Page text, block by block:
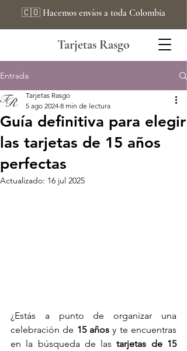
Tarjetas Rasgo
🇨🇴 Hacemos envíos a toda Colombia
Entrada
Guía definitiva para elegir
las tarjetas de 15 años
perfectas
Tarjetas Rasgo
5 ago 2024 8 min de lectura
Actualizado: 16 jul 2025
¿Estás a punto de organizar una
celebración de 15 años y te encuentras
en la búsqueda de las tarjetas de 15